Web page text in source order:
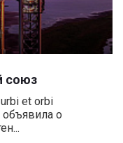
союз
et orbi
о